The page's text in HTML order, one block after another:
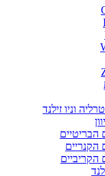
וניו זילנד
הבריטיים
הקנריים
הקריביים